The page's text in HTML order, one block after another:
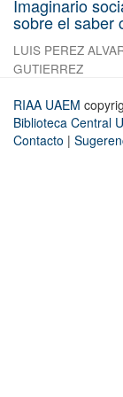
Imaginario
sobre el saber
LUIS PEREZ
GUTIERREZ
RIAA UAEM
Biblioteca Central
Contacto |